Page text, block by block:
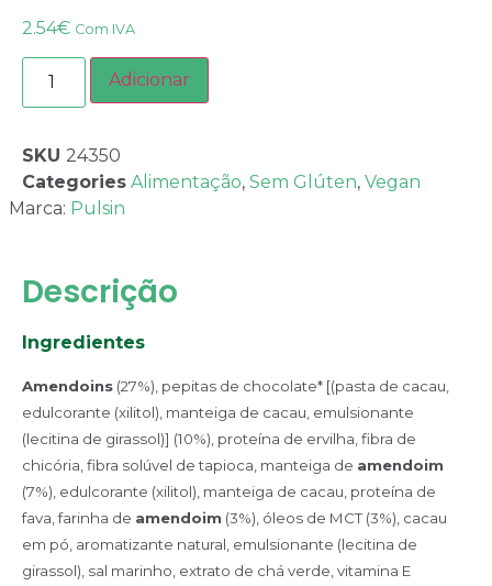
2.54€ Com IVA
Adicionar
SKU 24350
Categories Alimentação, Sem Glúten, Vegan
Marca: Pulsin
Descrição
Ingredientes
Amendoins (27%), pepitas de chocolate* [(pasta de cacau,
edulcorante (xilitol), manteiga de cacau, emulsionante
(lecitina de girassol)] (10%), proteína de ervilha, fibra de
chicória, fibra solúvel de tapioca, manteiga de amendoim
(7%), edulcorante (xilitol), manteiga de cacau, proteína de
fava, farinha de amendoim (3%), óleos de MCT (3%), cacau
em pó, aromatizante natural, emulsionante (lecitina de
girassol), sal marinho, extrato de chá verde, vitamina E